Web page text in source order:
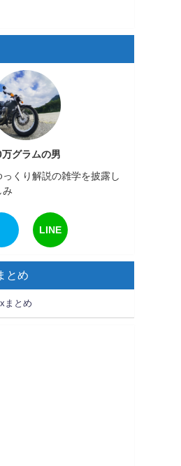
万グラムの男
くり解説の雑学を披露し
み
LINE
とめ
まとめ